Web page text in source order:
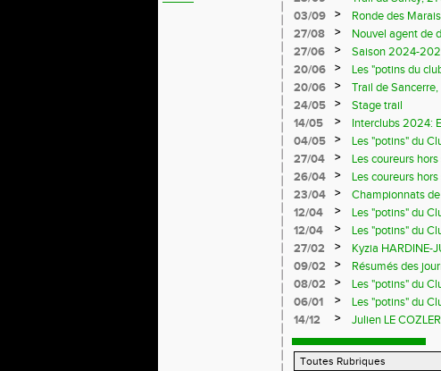
03/09
>
Ronde des
27/08
>
Nouvel agent de
27/06
>
Saison 2024-
20/06
>
Les "potins du
20/06
>
Trail de
24/05
>
Stage trail
14/05
>
Interclubs 2024:
04/05
>
Les "potins" du
27/04
>
Les coureurs
26/04
>
Les coureurs
23/04
>
Championnats
12/04
>
Les "potins" du
12/04
>
Les "potins" du
27/02
>
Kyzia HARDINE-
09/02
>
Résumés des
08/02
>
Les "potins" du
06/01
>
Les "potins" du
14/12
> Julien LE